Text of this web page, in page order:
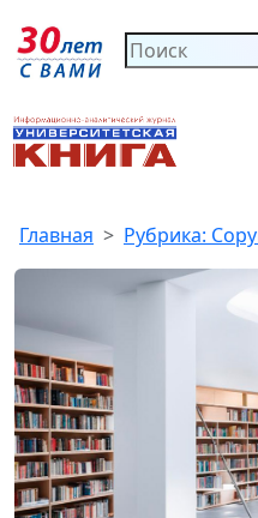
Главная Рубрика: